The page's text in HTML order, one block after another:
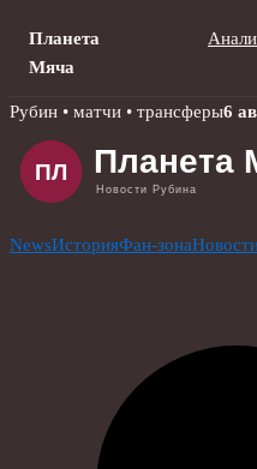
Планета
Мяча
Skip
content
Рубин • матчи • трансферы6
NewsИсторияФан-зона